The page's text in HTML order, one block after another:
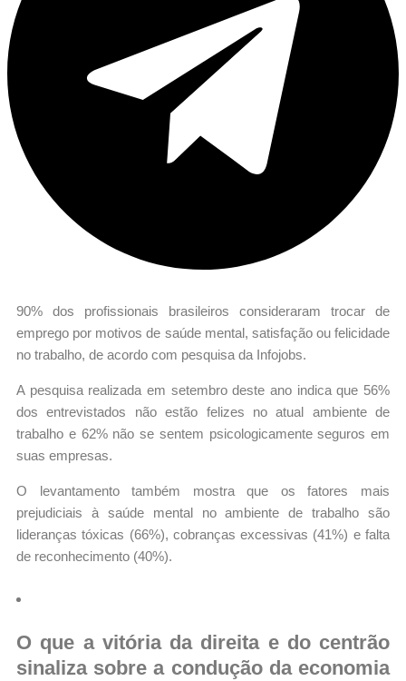
90% dos profissionais brasileiros consideraram trocar de
emprego por motivos de saúde mental, satisfação ou felicidade
no trabalho, de acordo com pesquisa da Infojobs.
A pesquisa realizada em setembro deste ano indica que 56%
dos entrevistados não estão felizes no atual ambiente de
trabalho e 62% não se sentem psicologicamente seguros em
suas empresas.
O levantamento também mostra que os fatores mais
prejudiciais à saúde mental no ambiente de trabalho são
lideranças tóxicas (66%), cobranças excessivas (41%) e falta
de reconhecimento (40%).
O que a vitória da direita e do centrão
sinaliza sobre a condução da economia